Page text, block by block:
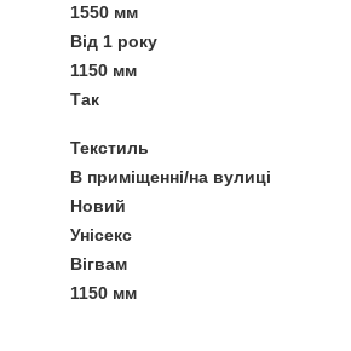
1550 мм
Від 1 року
1150 мм
Так
Текстиль
В приміщенні/на вулиці
Новий
Унісекс
Вігвам
1150 мм